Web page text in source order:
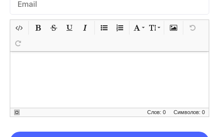
Символов: 0
Слов: 0